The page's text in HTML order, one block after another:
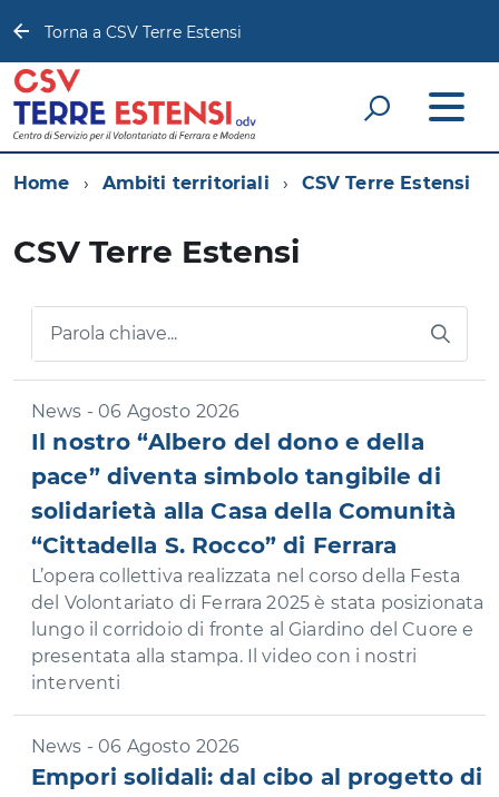
Torna a CSV Terre Estensi
Home Ambiti territoriali CSV Terre Estensi
CSV Terre Estensi
Parola chiave...
News - 06 Agosto 2026
Il nostro “Albero del dono e della
pace” diventa simbolo tangibile di
solidarietà alla Casa della Comunità
“Cittadella S. Rocco” di Ferrara
L’opera collettiva realizzata nel corso della Festa
del Volontariato di Ferrara 2025 è stata posizionata
lungo il corridoio di fronte al Giardino del Cuore e
presentata alla stampa. Il video con i nostri
interventi
News - 06 Agosto 2026
Empori solidali: dal cibo al progetto di